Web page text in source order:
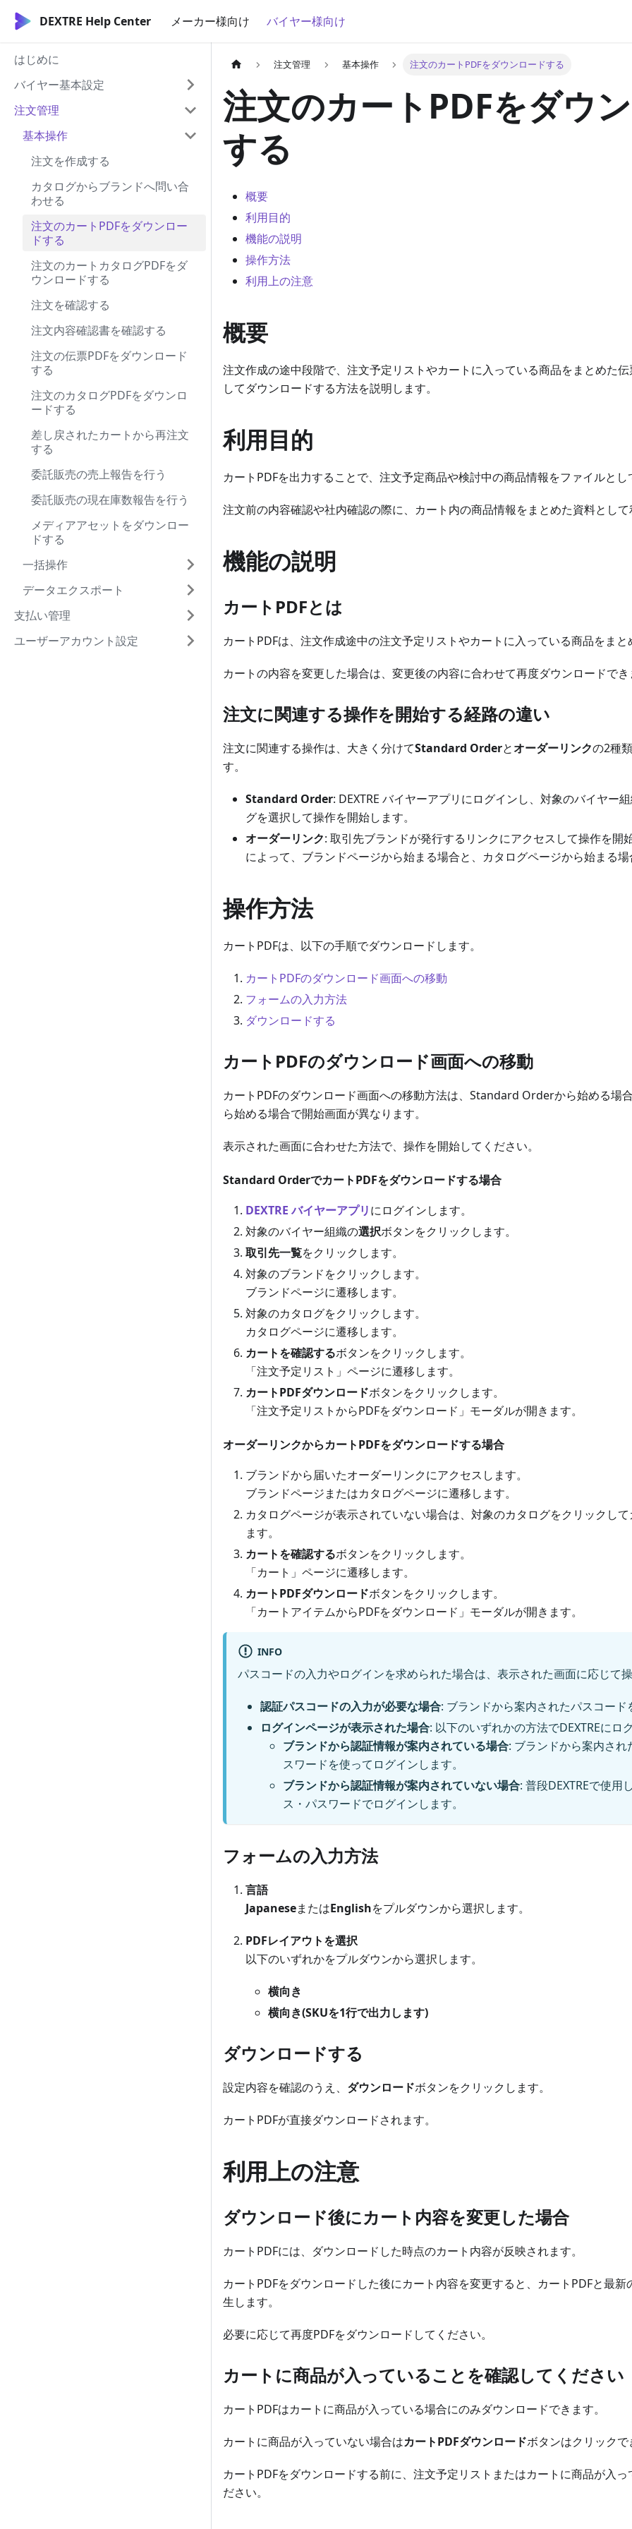
DEXTRE Help Center メーカー様向け バイヤー様向け
はじめに
バイヤー基本設定
注文管理
基本操作
注文を作成する
カタログからブランドへ問い合
わせる
注文のカートPDFをダウンロー
ドする
注文のカートカタログPDFをダ
ウンロードする
注文を確認する
注文内容確認書を確認する
注文の伝票PDFをダウンロード
する
注文のカタログPDFをダウンロ
ードする
差し戻されたカートから再注文
する
委託販売の売上報告を行う
委託販売の現在庫数報告を行う
メディアアセットをダウンロー
ドする
一括操作
データエクスポート
支払い管理
ユーザーアカウント設定
注文管理 基本操作 注文のカートPDFをダウンロードする
注文のカートPDFをダウ
する
概要
利用目的
機能の説明
操作方法
利用上の注意
概要
注文作成の途中段階で、注文予定リストやカートに入っている商品をまとめた伝
してダウンロードする方法を説明します。
利用目的
カートPDFを出力することで、注文予定商品や検討中の商品情報をファイルとし
注文前の内容確認や社内確認の際に、カート内の商品情報をまとめた資料として
機能の説明
カートPDFとは
カートPDFは、注文作成途中の注文予定リストやカートに入っている商品をまと
カートの内容を変更した場合は、変更後の内容に合わせて再度ダウンロードでき
注文に関連する操作を開始する経路の違い
注文に関連する操作は、大きく分けてStandard Orderとオーダーリンクの2種
す。
Standard Order: DEXTRE バイヤーアプリにログインし、対象のバイヤー
グを選択して操作を開始します。
オーダーリンク: 取引先ブランドが発行するリンクにアクセスして操作を開
によって、ブランドページから始まる場合と、カタログページから始まる場
操作方法
カートPDFは、以下の手順でダウンロードします。
カートPDFのダウンロード画面への移動
フォームの入力方法
ダウンロードする
カートPDFのダウンロード画面への移動
カートPDFのダウンロード画面への移動方法は、Standard Orderから始める場
ら始める場合で開始画面が異なります。
表示された画面に合わせた方法で、操作を開始してください。
Standard OrderでカートPDFをダウンロードする場合
DEXTRE バイヤーアプリにログインします。
対象のバイヤー組織の選択ボタンをクリックします。
取引先一覧をクリックします。
対象のブランドをクリックします。
ブランドページに遷移します。
対象のカタログをクリックします。
カタログページに遷移します。
カートを確認するボタンをクリックします。
「注文予定リスト」ページに遷移します。
カートPDFダウンロードボタンをクリックします。
「注文予定リストからPDFをダウンロード」モーダルが開きます。
オーダーリンクからカートPDFをダウンロードする場合
ブランドから届いたオーダーリンクにアクセスします。
ブランドページまたはカタログページに遷移します。
カタログページが表示されていない場合は、対象のカタログをクリックし
ます。
カートを確認するボタンをクリックします。
「カート」ページに遷移します。
カートPDFダウンロードボタンをクリックします。
「カートアイテムからPDFをダウンロード」モーダルが開きます。
INFO
パスコードの入力やログインを求められた場合は、表示された画面に応じて操
認証パスコードの入力が必要な場合: ブランドから案内されたパスコード
ログインページが表示された場合: 以下のいずれかの方法でDEXTREにロ
ブランドから認証情報が案内されている場合: ブランドから案内さ
スワードを使ってログインします。
ブランドから認証情報が案内されていない場合: 普段DEXTREで使用
ス・パスワードでログインします。
フォームの入力方法
言語
JapaneseまたはEnglishをプルダウンから選択します。
PDFレイアウトを選択
以下のいずれかをプルダウンから選択します。
横向き
横向き(SKUを1行で出力します)
ダウンロードする
設定内容を確認のうえ、 ダウンロードボタンをクリックします。
カートPDFが直接ダウンロードされます。
利用上の注意
ダウンロード後にカート内容を変更した場合
カートPDFには、ダウンロードした時点のカート内容が反映されます。
カートPDFをダウンロードした後にカート内容を変更すると、カートPDFと最
生します。
必要に応じて再度PDFをダウンロードしてください。
カートに商品が入っていることを確認してください
カートPDFはカートに商品が入っている場合にのみダウンロードできます。
カートに商品が入っていない場合はカートPDFダウンロードボタンはクリックで
カートPDFをダウンロードする前に、注文予定リストまたはカートに商品が入っ
ださい。